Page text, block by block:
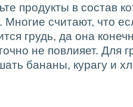
продукты в состав
считают, что
грудь, да она
не повлияет. Для
бананы, курагу и